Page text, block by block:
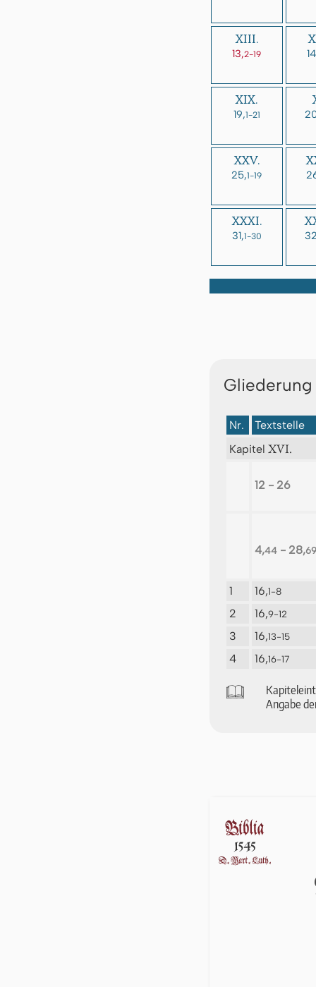
XIII.
13,2-19
XIX.
19,1-21
XXV.
25,1-19
XXXI.
31,1-30
Nr.
Textstelle
Kapitel XVI.
12 - 26
4,44- 28,69
1 16,1-8
2 16,9-12
3 16,13-15
4 16,16-17
🕮
An­ga­be